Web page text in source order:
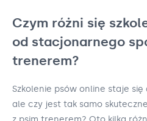
Czym różni się
od stacjonarnego
trenerem?
Szkolenie psów online staje
ale czy jest tak samo